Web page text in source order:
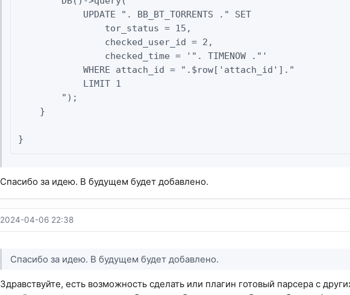
            UPDATE ". BB_BT_TORRENTS ." SET
                tor_status = 15,
                checked_user_id = 2,
                checked_time = '". TIMENOW ."'
            WHERE attach_id = ".$row['attach_id']."
            LIMIT 1
        ");
    }
}
Спасибо за идею. В будущем будет добавлено.
2024-04-06 22:38
Спасибо за идею. В будущем будет добавлено.
Здравствуйте, есть возможность сделать или плагин готовый парсера с